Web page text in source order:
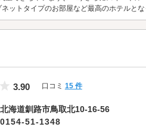
ットタイプのお部屋など最高のホテルと
5つ星のうち3.5
3.90 口コミ 15 件
北海道釧路市鳥取北10-16-56
0154-51-1348